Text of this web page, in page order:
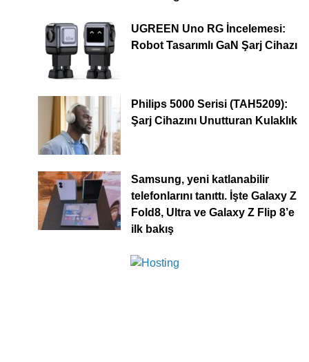
UGREEN Uno RG İncelemesi:
Robot Tasarımlı GaN Şarj Cihazı
Philips 5000 Serisi (TAH5209):
Şarj Cihazını Unutturan Kulaklık
Samsung, yeni katlanabilir
telefonlarını tanıttı. İşte Galaxy Z
Fold8, Ultra ve Galaxy Z Flip 8’e
ilk bakış